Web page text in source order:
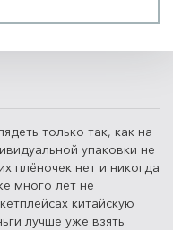
только так, как на
упаковки не
плёночек нет и никогда
много лет не
китайскую
лучше уже взять